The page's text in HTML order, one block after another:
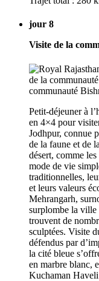
jour 8
Visite de la
Petit-déjeuner à
en 4×4 pour
Jodhpur, connue
de la faune et de
désert, comme
mode de vie
traditionnelles,
et leurs valeurs
Mehrangarh,
surplombe la ville
trouvent de
sculptées. Visite
défendus par
la cité bleue
en marbre blanc,
Kuchaman